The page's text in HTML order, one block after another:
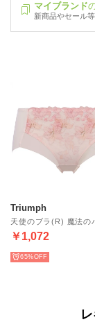
マイブランド
新商品やセール
Triumph
￥1,072
65%